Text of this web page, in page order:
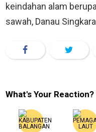
keindahan alam
sawah, Danau
What's Your Reaction?